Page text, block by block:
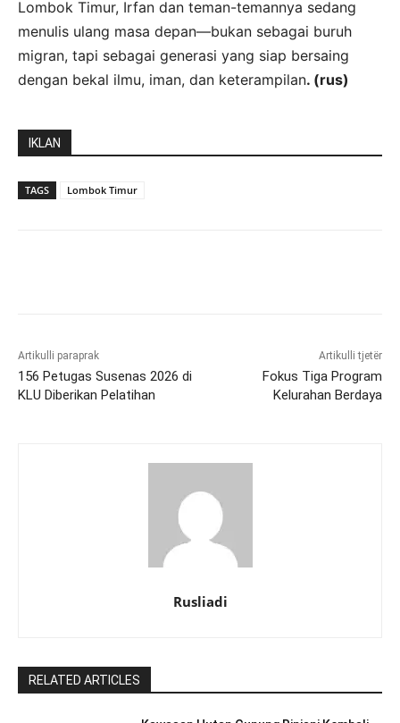
Lombok Timur, Irfan dan teman-temannya sedang
menulis ulang masa depan—bukan sebagai buruh
migran, tapi sebagai generasi yang siap bersaing
dengan bekal ilmu, iman, dan keterampilan. (rus)
IKLAN
TAGS Lombok Timur
Artikulli paraprak
156 Petugas Susenas 2026 di
KLU Diberikan Pelatihan
Artikulli tjetër
Fokus Tiga Program
Kelurahan Berdaya
Rusliadi
RELATED ARTICLES